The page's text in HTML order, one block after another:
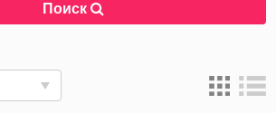
Поиск